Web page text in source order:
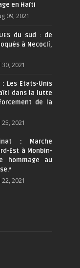
en Haïti
09, 2021
du sud : de
à Necoclí,
30, 2021
: Les Etats-Unis
dans la lutte
de la
25, 2021
: Marche
Est à Monbin-
hommage au
22, 2021